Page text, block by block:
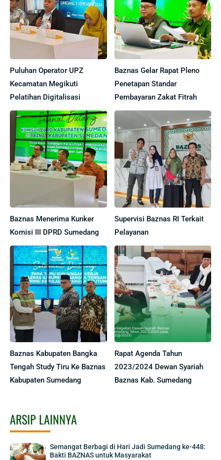
Puluhan Operator UPZ
Kecamatan Megikuti
Pelatihan Digitalisasi
Baznas Gelar Rapat Pleno
Penetapan Standar
Pembayaran Zakat Fitrah
Baznas Menerima Kunker
Komisi III DPRD Sumedang
Supervisi Baznas RI Terkait
Pelayanan
Baznas Kabupaten Bangka
Tengah Study Tiru Ke Baznas
Kabupaten Sumedang
Rapat Agenda Tahun
2023/2024 Dewan Syariah
Baznas Kab. Sumedang
ARSIP LAINNYA
Semangat Berbagi di Hari Jadi Sumedang ke-448:
Bakti BAZNAS untuk Masyarakat